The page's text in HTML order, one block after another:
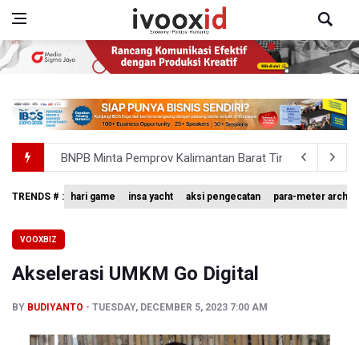
BNPB Minta Pemprov Kalimantan Barat Tinjau Kembali
Kemensos Targetkan 150 Ribu Siswa Masuk Program
Tim 9 Kejagung Periksa Febrie Adransayah sebagai
BPIP: Satu Siswa Sekolah Rakyat Jadi Calon Paskibraka
TRENDS # : hari game insa yacht aksi pengecatan para-meter
VOOXBIZ
Akselerasi UMKM Go Digital
BY BUDIYANTO TUESDAY, DECEMBER 5, 2023 7:00 AM